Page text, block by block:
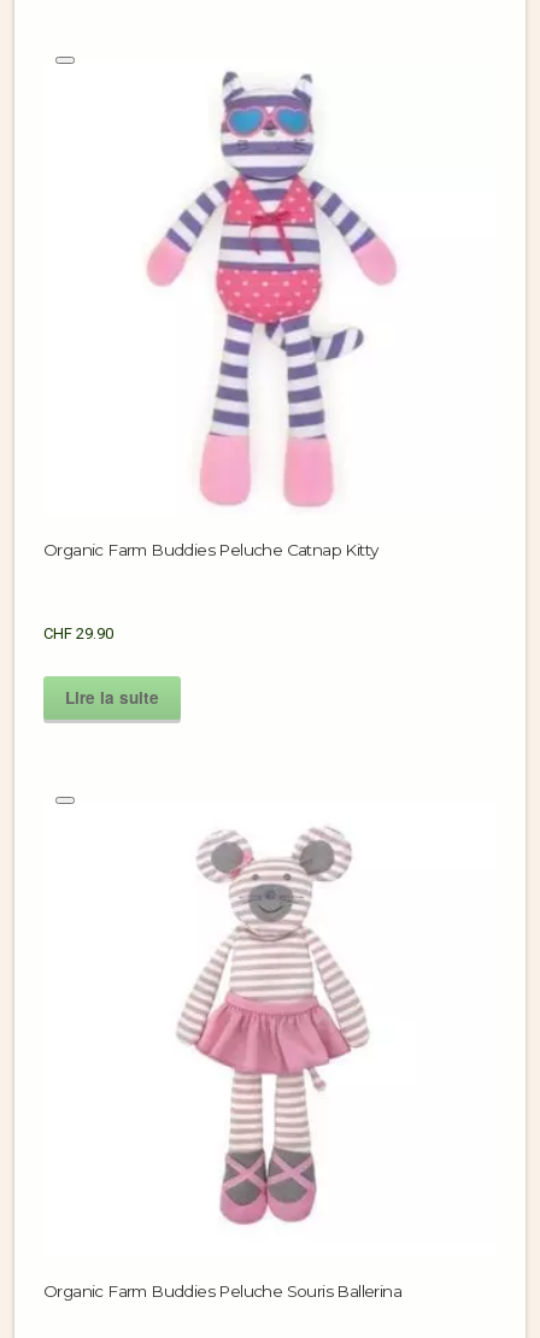
Organic Farm Buddies Peluche Catnap Kitty
CHF 29.90
Lire la suite
Organic Farm Buddies Peluche Souris Ballerina